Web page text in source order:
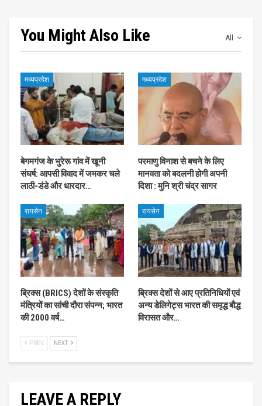
All
You Might Also Like
मध्यप्रदेश
बेगमगंज के भुरेरू गांव में खूनी
संघर्ष: आपसी विवाद में जमकर चले
लाठी-डंडे और धारदार…
मध्यप्रदेश
परमाणु विनाश से बचने के लिए
मानवता को बदलनी होगी अपनी
दिशा : मुनि श्री चंद्र सागर
रायसेन
ब्रिक्स (BRICS) देशों के संस्कृति
मंत्रियों का सांची दौरा संपन्न; भारत
की 2000 वर्ष…
रायसेन
ब्रिक्स देशों से आए प्रतिनिधियों एवं
अन्य डेलिगेट्स भारत की समृद्ध बौद्ध
विरासत और…
PREV NEXT
LEAVE A REPLY